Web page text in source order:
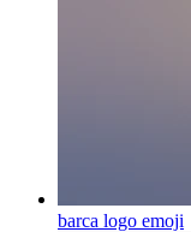
barca logo emoji